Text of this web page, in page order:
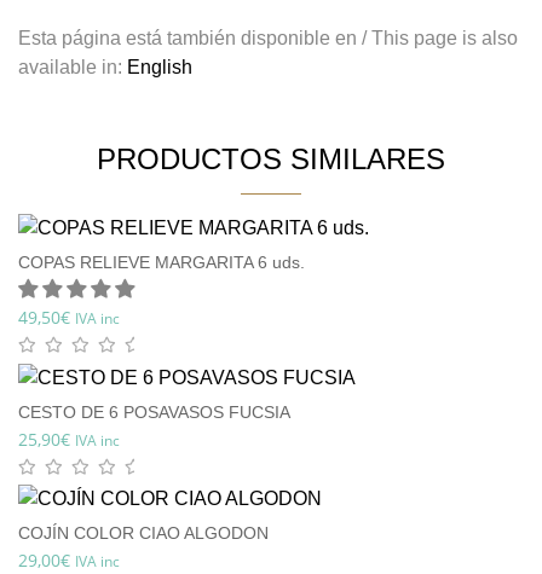
Esta página está también disponible en / This page is also
available in: English
PRODUCTOS SIMILARES
COPAS RELIEVE MARGARITA 6 uds.
49,50€ IVA inc
CESTO DE 6 POSAVASOS FUCSIA
25,90€ IVA inc
COJÍN COLOR CIAO ALGODON
29,00€ IVA inc